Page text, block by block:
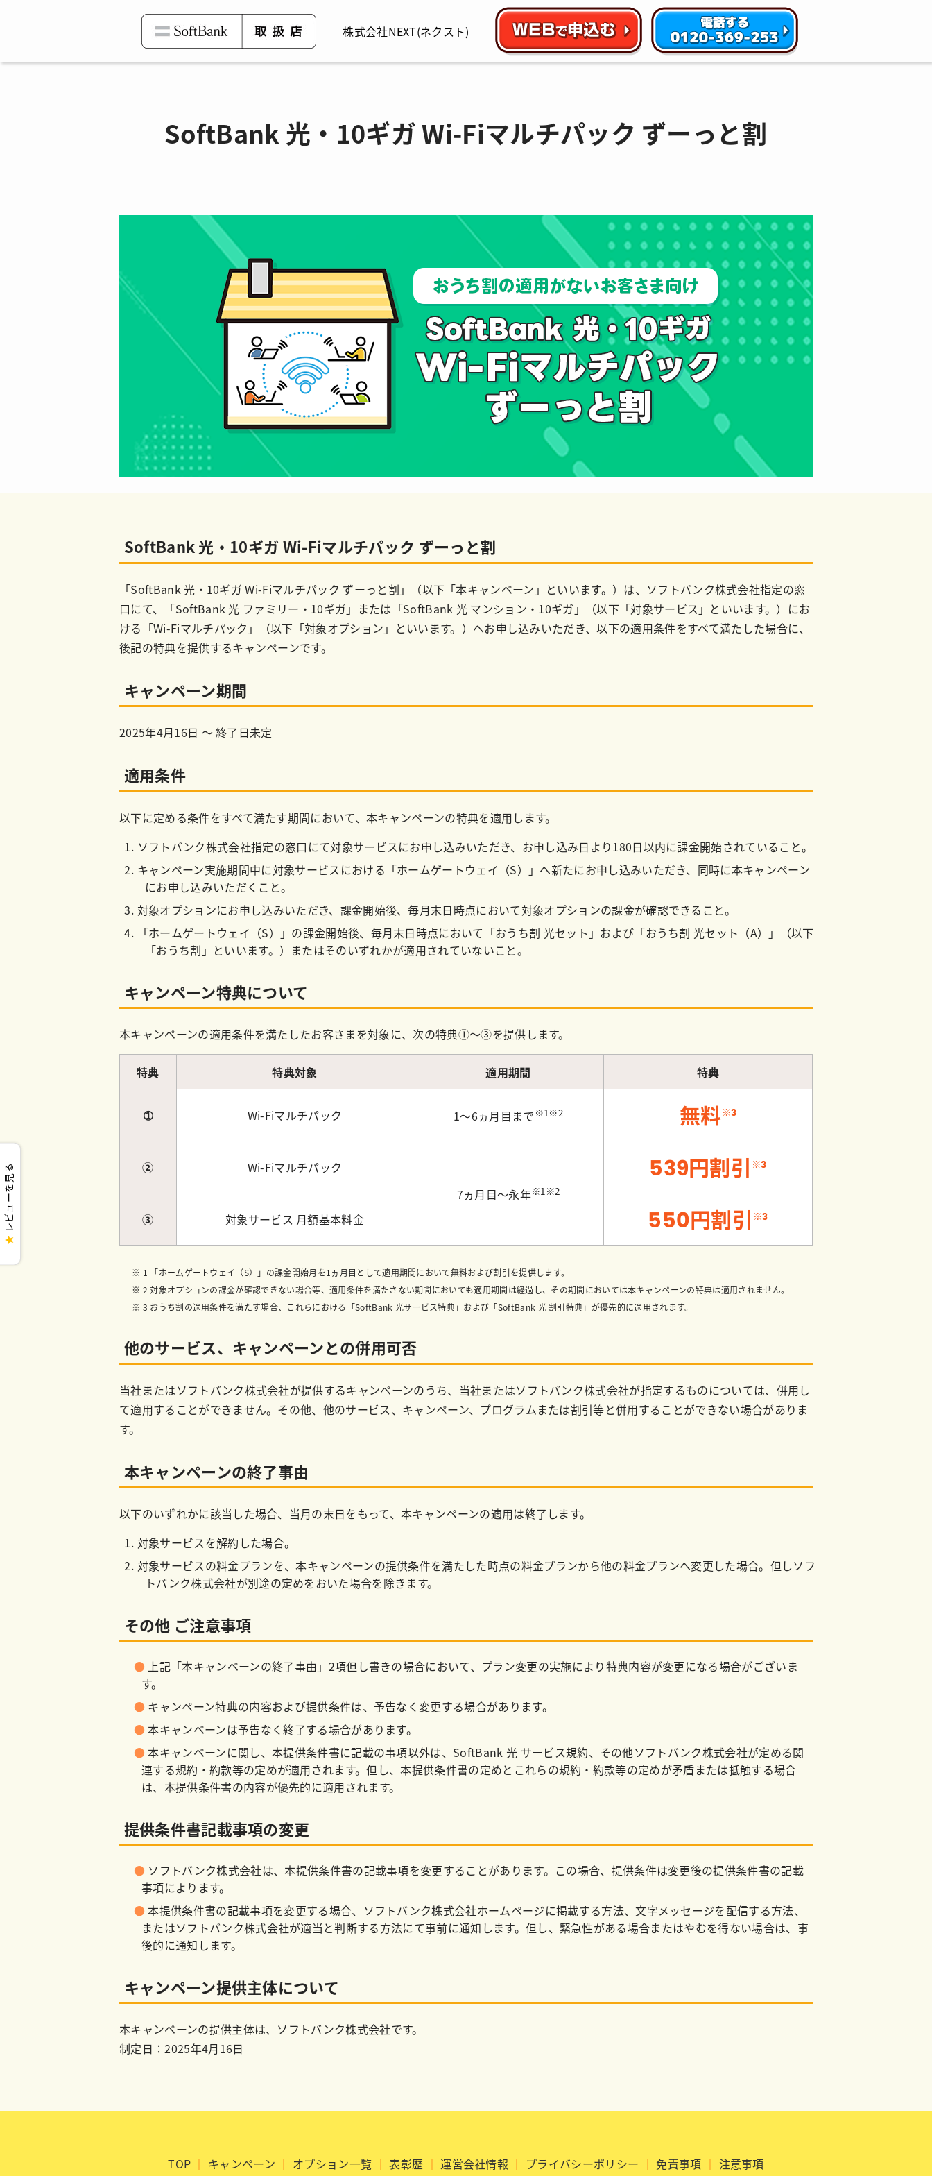
株式会社NEXT(ネクスト)
SoftBank 光・10ギガ Wi-Fiマルチパック ずーっと割
SoftBank 光・10ギガ Wi-Fiマルチパック ずーっと割
「SoftBank 光・10ギガ Wi-Fiマルチパック ずーっと割」（以下「本キャンペーン」といいます。）は、ソフトバンク株式会社指定の窓
口にて、「SoftBank 光 ファミリー・10ギガ」または「SoftBank 光 マンション・10ギガ」（以下「対象サービス」といいます。）にお
ける「Wi-Fiマルチパック」（以下「対象オプション」といいます。）へお申し込みいただき、以下の適用条件をすべて満たした場合に、
後記の特典を提供するキャンペーンです。
キャンペーン期間
2025年4月16日 ～ 終了日未定
適用条件
以下に定める条件をすべて満たす期間において、本キャンペーンの特典を適用します。
ソフトバンク株式会社指定の窓口にて対象サービスにお申し込みいただき、お申し込み日より180日以内に課金開始されていること。
キャンペーン実施期間中に対象サービスにおける「ホームゲートウェイ（S）」へ新たにお申し込みいただき、同時に本キャンペーン
にお申し込みいただくこと。
対象オプションにお申し込みいただき、課金開始後、毎月末日時点において対象オプションの課金が確認できること。
「ホームゲートウェイ（S）」の課金開始後、毎月末日時点において「おうち割 光セット」および「おうち割 光セット（A）」（以下
「おうち割」といいます。）またはそのいずれかが適用されていないこと。
キャンペーン特典について
本キャンペーンの適用条件を満たしたお客さまを対象に、次の特典①～③を提供します。
特典 特典対象 適用期間 特典
➀ Wi-Fiマルチパック 1～6ヵ月目まで ※1※2 無料 ※3
②
Wi-Fiマルチパック
7ヵ月目～永年※1※2
539円割引 ※3
③ 対象サービス 月額基本料金 550円割引 ※3
1 「ホームゲートウェイ（S）」の課金開始月を1ヵ月目として適用期間において無料および割引を提供します。
2 対象オプションの課金が確認できない場合等、適用条件を満たさない期間においても適用期間は経過し、その期間においては本キャンペーンの特典は適用されません。
3 おうち割の適用条件を満たす場合、これらにおける「SoftBank 光サービス特典」および「SoftBank 光 割引特典」が優先的に適用されます。
他のサービス、キャンペーンとの併用可否
当社またはソフトバンク株式会社が提供するキャンペーンのうち、当社またはソフトバンク株式会社が指定するものについては、併用し
て適用することができません。その他、他のサービス、キャンペーン、プログラムまたは割引等と併用することができない場合がありま
す。
本キャンペーンの終了事由
以下のいずれかに該当した場合、当月の末日をもって、本キャンペーンの適用は終了します。
対象サービスを解約した場合。
対象サービスの料金プランを、本キャンペーンの提供条件を満たした時点の料金プランから他の料金プランへ変更した場合。但しソフ
トバンク株式会社が別途の定めをおいた場合を除きます。
その他 ご注意事項
上記「本キャンペーンの終了事由」2項但し書きの場合において、プラン変更の実施により特典内容が変更になる場合がございま
す。
キャンペーン特典の内容および提供条件は、予告なく変更する場合があります。
本キャンペーンは予告なく終了する場合があります。
本キャンペーンに関し、本提供条件書に記載の事項以外は、SoftBank 光 サービス規約、その他ソフトバンク株式会社が定める関
連する規約・約款等の定めが適用されます。但し、本提供条件書の定めとこれらの規約・約款等の定めが矛盾または抵触する場合
は、本提供条件書の内容が優先的に適用されます。
提供条件書記載事項の変更
ソフトバンク株式会社は、本提供条件書の記載事項を変更することがあります。この場合、提供条件は変更後の提供条件書の記載
事項によります。
本提供条件書の記載事項を変更する場合、ソフトバンク株式会社ホームページに掲載する方法、文字メッセージを配信する方法、
またはソフトバンク株式会社が適当と判断する方法にて事前に通知します。但し、緊急性がある場合またはやむを得ない場合は、事
後的に通知します。
キャンペーン提供主体について
本キャンペーンの提供主体は、ソフトバンク株式会社です。
制定日：2025年4月16日
TOP ｜ キャンペーン ｜ オプション一覧 ｜表彰歴 ｜運営会社情報 ｜ プライバシーポリシー ｜ 免責事項 ｜ 注意事項
★
レビューを見る